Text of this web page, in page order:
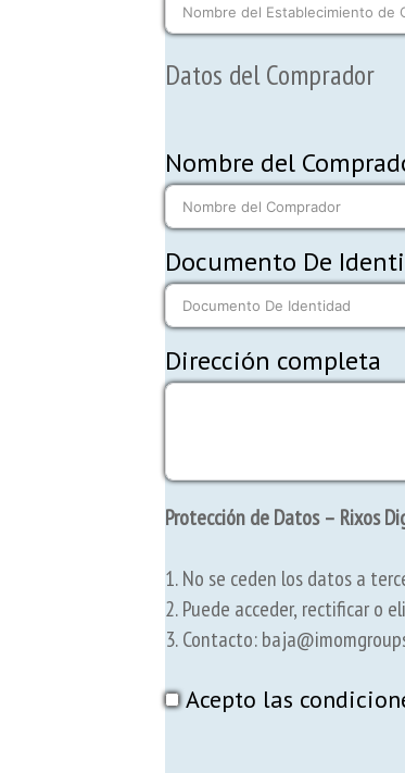
Datos del Comprador
Nombre del
Documento De
Dirección completa
Protección de Datos – Rixos
1. No se ceden los datos a
2. Puede acceder, rectificar o
3. Contacto:
Acepto las